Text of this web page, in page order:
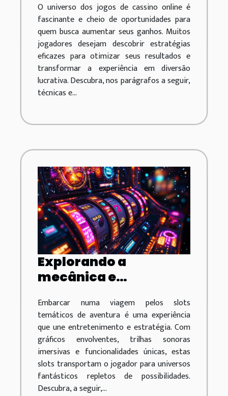
O universo dos jogos de cassino online é
fascinante e cheio de oportunidades para
quem busca aumentar seus ganhos. Muitos
jogadores desejam descobrir estratégias
eficazes para otimizar seus resultados e
transformar a experiência em diversão
lucrativa. Descubra, nos parágrafos a seguir,
técnicas e...
Explorando a
mecânica e
em slots temáticos de
aventura
Embarcar numa viagem pelos slots
temáticos de aventura é uma experiência
que une entretenimento e estratégia. Com
gráficos envolventes, trilhas sonoras
imersivas e funcionalidades únicas, estas
slots transportam o jogador para universos
fantásticos repletos de possibilidades.
Descubra, a seguir,...